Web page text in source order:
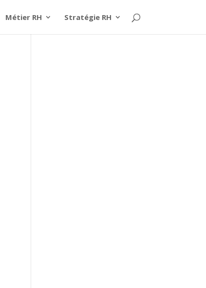
Métier RH Stratégie RH